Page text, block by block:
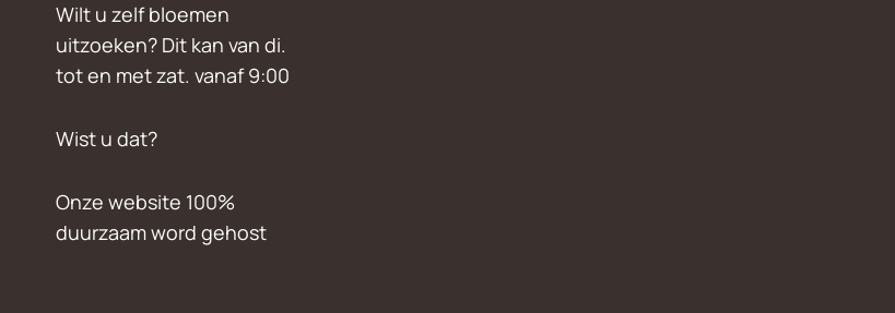
Wilt u zelf bloemen
uitzoeken? Dit kan van di.
tot en met zat. vanaf 9:00
Wist u dat?
Onze website 100%
duurzaam word gehost